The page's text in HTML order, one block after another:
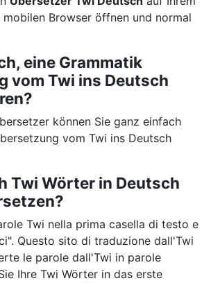
Browser öffnen und normal
eine Grammatik
vom Twi ins Deutsch
können Sie ganz einfach
vom Twi ins Deutsch
Twi Wörter in Deutsch
Twi nella prima casella di testo e
Questo sito di traduzione dall'Twi
le parole dall'Twi in parole
Ihre Twi Wörter in das erste